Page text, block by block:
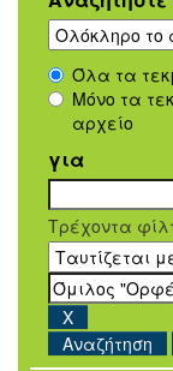
Όλα τα
Μόνο τα
αρχείο
για
Τρέχοντα